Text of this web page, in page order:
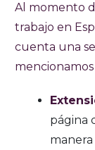
Al momento
trabajo en
cuenta una
página